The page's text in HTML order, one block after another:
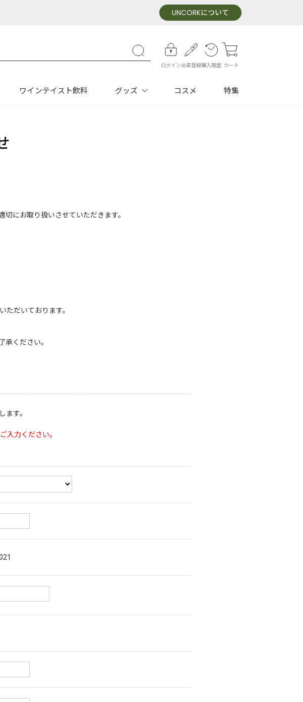
UNCORKについて
ログイン会員登録購入履歴 カート
ワインテイスト飲料 グッズ コスメ 特集
切にお取り扱いさせていただきます。
だいております。
ください。
ます。
入力ください。